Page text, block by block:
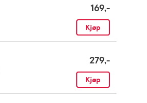
169,-
Kjøp
279,-
Kjøp